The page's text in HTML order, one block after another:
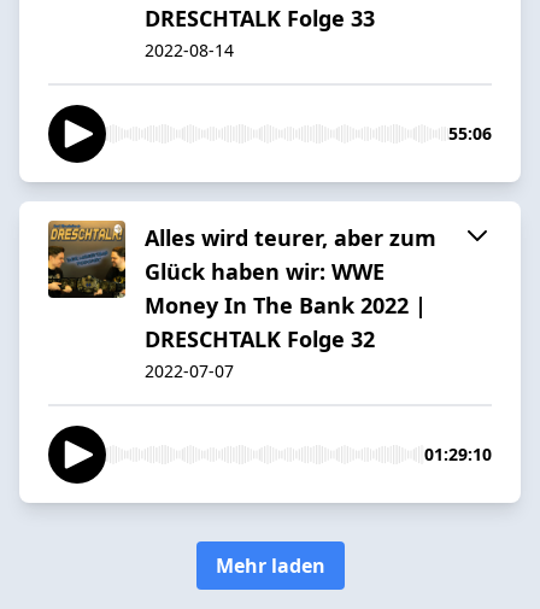
DRESCHTALK Folge 33
2022-08-14
55:06
Alles wird teurer, aber zum
Glück haben wir: WWE
Money In The Bank 2022 |
DRESCHTALK Folge 32
2022-07-07
01:29:10
Mehr laden